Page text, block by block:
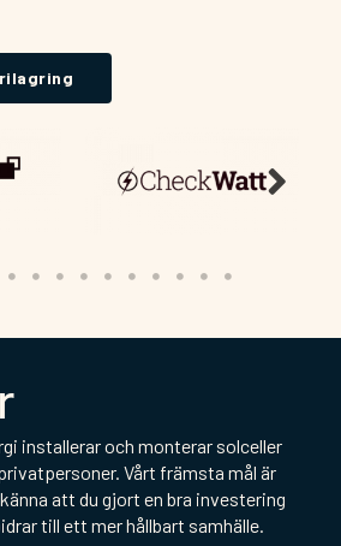
installerar och monterar solceller
Vårt främsta mål är
att du gjort en bra investering
till ett mer hållbart samhälle.